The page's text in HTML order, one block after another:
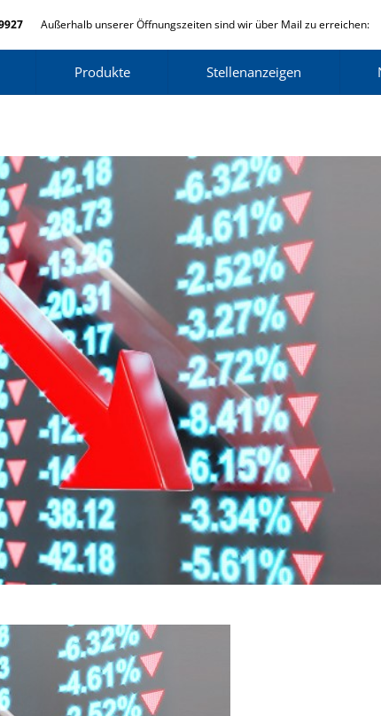
Außerhalb unserer Öffnungszeiten sind wir über Mail zu erreichen:
Produkte Stellenanzeigen